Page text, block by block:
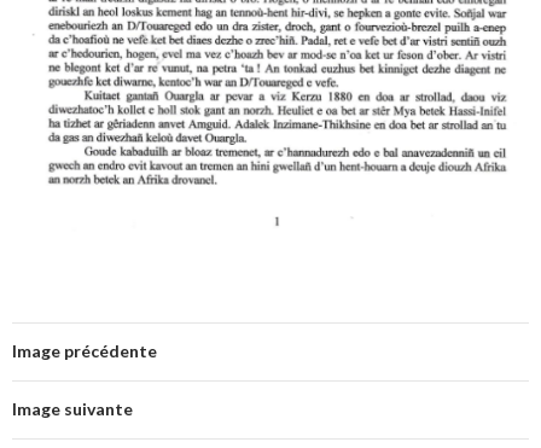
Image précédente
Image suivante